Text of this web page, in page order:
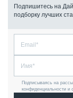
Подпишитесь на
подборку лучших
Подписываясь на
конфиденциальности и